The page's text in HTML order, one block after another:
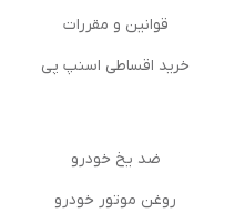
قوانین و مقررات
خرید اقساطی اسنپ پی
ضد یخ خودرو
روغن موتور خودرو